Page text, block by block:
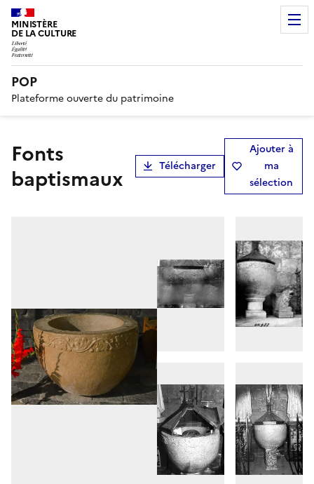
MINISTÈRE
DE LA CULTURE
POP
Plateforme ouverte du patrimoine
fonts
baptismaux
Télécharger
Ajouter à
ma
sélection